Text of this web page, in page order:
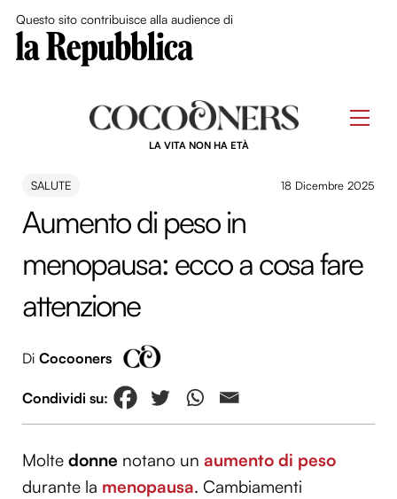
Questo sito contribuisce alla audience di
LA VITA NON HA ETÀ
SALUTE 18 Dicembre 2025
Aumento di peso in
menopausa: ecco a cosa fare
attenzione
Di Cocooners
Molte donne notano un aumento di peso
durante la menopausa. Cambiamenti